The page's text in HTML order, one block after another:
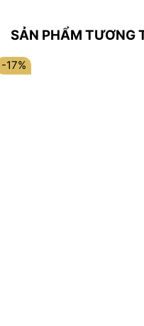
SẢN PHẨM TƯƠNG
-17%